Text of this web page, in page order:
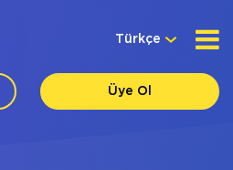
Türkçe
Üye Ol